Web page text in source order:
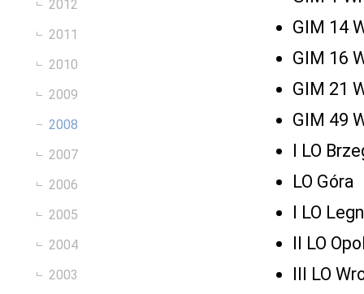
2012
2011
2010
2009
2008
2007
2006
2005
2004
2003
GIM 14
GIM 16
GIM 21
GIM 49
I LO
LO Góra
I LO
II LO
III LO